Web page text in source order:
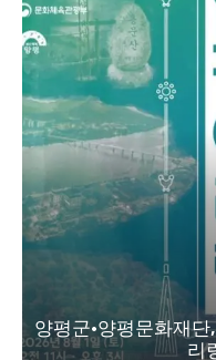
양평군·양평문화재
리